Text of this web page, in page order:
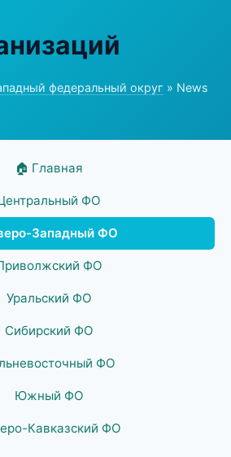
федеральный округ » News
🏠 Главная
ФО
Западный ФО
ФО
Уральский ФО
Сибирский ФО
ФО
Южный ФО
Кавказский ФО